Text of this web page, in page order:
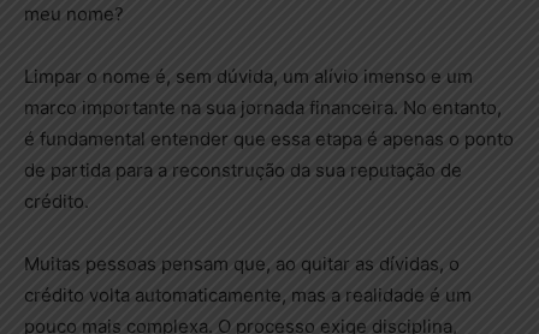
meu nome?
Limpar o nome é, sem dúvida, um alívio imenso e um
marco importante na sua jornada financeira. No entanto,
é fundamental entender que essa etapa é apenas o ponto
de partida para a reconstrução da sua reputação de
crédito.
Muitas pessoas pensam que, ao quitar as dívidas, o
crédito volta automaticamente, mas a realidade é um
pouco mais complexa. O processo exige disciplina,